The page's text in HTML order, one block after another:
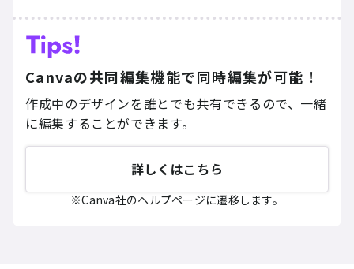
Canvaの共同編集機能で同時編集が可能！
作成中のデザインを誰とでも共有できるので、一緒
に編集することができます。
詳しくはこちら
Canva社のヘルプページに遷移します。